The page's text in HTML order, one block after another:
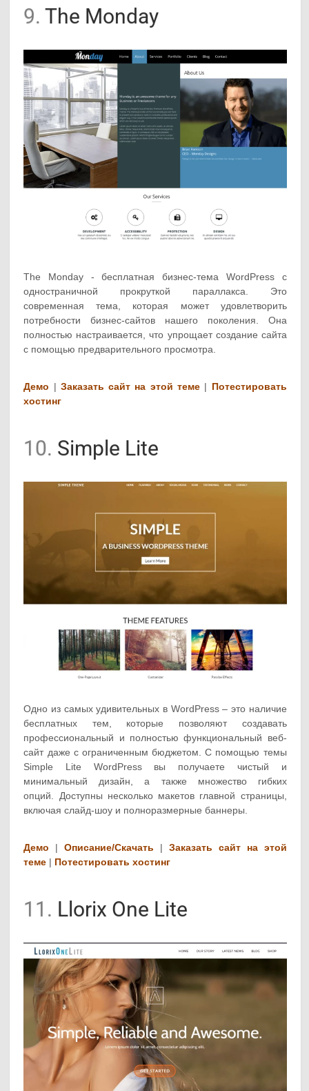
9. The Monday
The Monday - бесплатная бизнес-тема WordPress с
одностраничной прокруткой параллакса. Это
современная тема, которая может удовлетворить
потребности бизнес-сайтов нашего поколения. Она
полностью настраивается, что упрощает создание сайта
с помощью предварительного просмотра.
Демо | Заказать сайт на этой теме | Потестировать
хостинг
10. Simple Lite
Одно из самых удивительных в WordPress – это наличие
бесплатных тем, которые позволяют создавать
профессиональный и полностью функциональный веб-
сайт даже с ограниченным бюджетом. С помощью темы
Simple Lite WordPress вы получаете чистый и
минимальный дизайн, а также множество гибких
опций. Доступны несколько макетов главной страницы,
включая слайд-шоу и полноразмерные баннеры.
Демо |Описание/Скачать | Заказать сайт на этой
теме | Потестировать хостинг
11. Llorix One Lite